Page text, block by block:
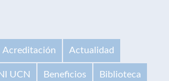
Acreditación Actualidad
UCN Beneficios Biblioteca